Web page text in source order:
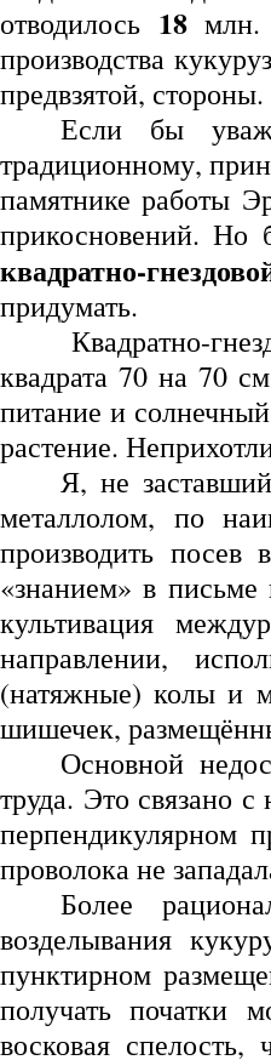
отводилось 18млн.
производства
предвзятой, стороны.
Если бы
традиционному,
памятнике работы
прикосновений. Но
квадратно-
придумать.
Квадратно-
квадрата 70 на 70
питание и
растение.
Я, не
металлолом, по
производить посев
«знанием» в
культивация
направлении,
(натяжные) колы и
шишечек,
Основной
труда. Это связано
перпендикулярном
проволока не
Более
возделывания
пунктирном
получать початки
восковая